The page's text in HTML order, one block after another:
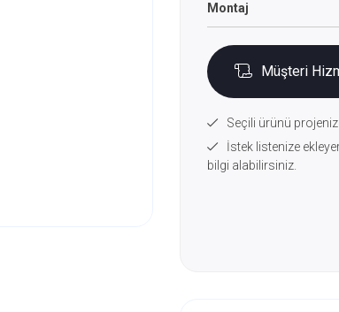
Montaj
Müşteri
Seçili ürünü
İstek listenize
bilgi alabilirsiniz.